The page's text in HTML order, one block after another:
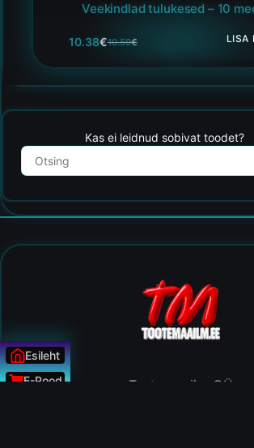
Veekindlad tulukesed – 10
10.59€
10.38€ LISA
Kas ei leidnud sobivat toodet?
Tootemaailm OÜ
Esileht
E-Pood